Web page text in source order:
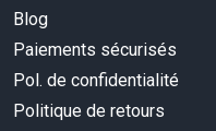
Blog
Paiements sécurisés
Pol. de confidentialité
Politique de retours